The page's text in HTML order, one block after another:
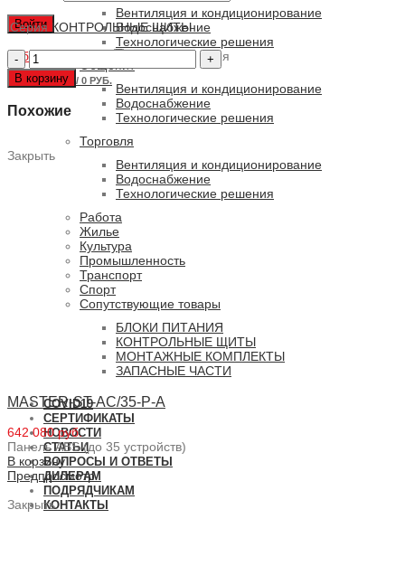
Войти
Забыли пароль? Запомнить меня
0ПУНКТОВ / 0 РУБ.
Вентиляция и кондиционирование
Водоснабжение
Технологические решения
Общепит
Вентиляция и кондиционирование
Водоснабжение
Технологические решения
Торговля
Вентиляция и кондиционирование
Водоснабжение
Технологические решения
Работа
Жилье
Культура
Промышленность
Транспорт
Спорт
Сопутствующие товары
БЛОКИ ПИТАНИЯ
КОНТРОЛЬНЫЕ ЩИТЫ
МОНТАЖНЫЕ КОМПЛЕКТЫ
ЗАПАСНЫЕ ЧАСТИ
COVID19
СЕРТИФИКАТЫ
НОВОСТИ
СТАТЬИ
ВОПРОСЫ И ОТВЕТЫ
ДИЛЕРАМ
ПОДРЯДЧИКАМ
КОНТАКТЫ
Серия КОНТРОЛЬНЫЕ ЩИТЫ
Количество
товара
MASTER-
n/6C
В корзину
Похожие
Закрыть
MASTER-ST-AC/35-P-A
642 080 руб.
Панель ABS (до 35 устройств)
В корзину
Предпросмотр
Закрыть